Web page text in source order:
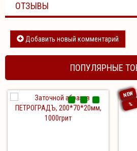
ОТЗЫВЫ
Добавить новый комментарий
ПОПУЛЯРНЫЕ
NEW
%